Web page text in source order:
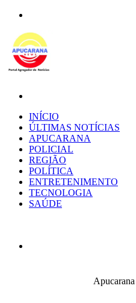
INÍCIO
ÚLTIMAS NOTÍCIAS
APUCARANA
POLICIAL
REGIÃO
POLÍTICA
ENTRETENIMENTO
TECNOLOGIA
SAÚDE
Apucarana